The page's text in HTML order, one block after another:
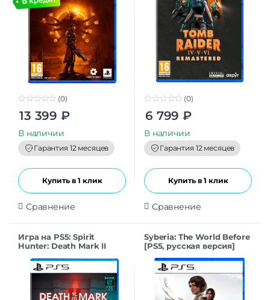
t
o
f
5
(0)
13 399 ₽
В наличии
Гарантия 12 месяцев
Купить в 1 клик
Сравнение
o
t
o
f
5
(0)
6 799 ₽
В наличии
Гарантия 12 месяцев
Купить в 1 клик
Сравнение
Игра на PS5: Spirit
Hunter: Death Mark II
Syberia: The World Before
[PS5, русская версия]